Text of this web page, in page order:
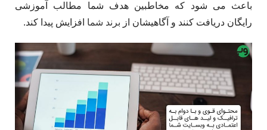
باعث می شود که مخاطبین هدف شما مطالب آموزشی
رایگان دریافت کنند و آگاهیشان از برند شما افزایش پیدا کند.